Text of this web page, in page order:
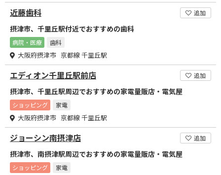
近藤歯科 追加
摂津市、千里丘駅付近でおすすめの歯科
病院・医療 歯科
大阪府摂津市 京都線 千里丘駅
エディオン千里丘駅前店 追加
摂津市、千里丘駅周辺でおすすめの家電量販店・電気屋
ショッピング 家電
大阪府摂津市 京都線 千里丘駅
ジョーシン南摂津店 追加
摂津市、南摂津駅周辺でおすすめの家電量販店・電気屋
ショッピング 家電